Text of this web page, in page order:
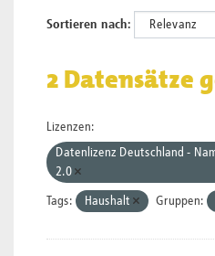
Sortieren nach
2 Datensätze
Lizenzen:
Datenlizenz Deutschland -
2.0
Tags: Haushalt Gruppen: